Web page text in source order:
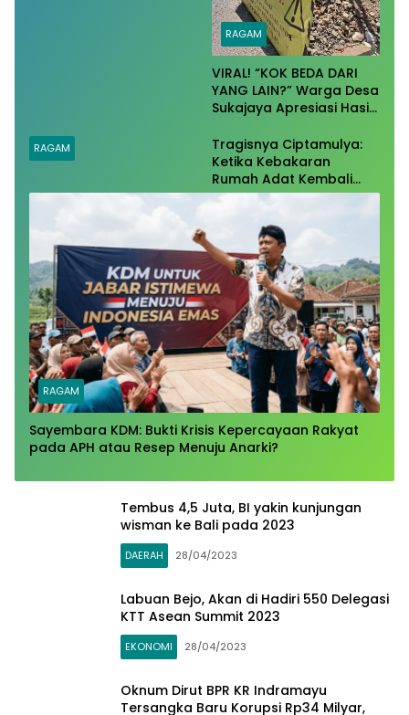
RAGAM
​VIRAL! “KOK BEDA DARI
YANG LAIN?” Warga Desa
Sukajaya Apresiasi Hasil
RAGAM
Tragisnya Ciptamulya:
Ketika Kebakaran
Rumah Adat Kembali
Membuka Tabir
dan Kejahatan Tanpa
SLO​
RAGAM
Sayembara KDM: Bukti Krisis Kepercayaan Rakyat
pada APH atau Resep Menuju Anarki?​
Tembus 4,5 Juta, BI yakin kunjungan
wisman ke Bali pada 2023
DAERAH 28/04/2023
Labuan Bejo, Akan di Hadiri 550 Delegasi
KTT Asean Summit 2023
EKONOMI 28/04/2023
Oknum Dirut BPR KR Indramayu
Tersangka Baru Korupsi Rp34 Milyar,